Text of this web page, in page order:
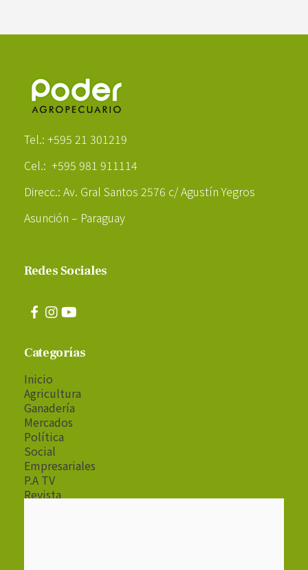
Tel.: +595 21 301219
Cel.: +595 981 911114
Direcc.: Av. Gral Santos 2576 c/ Agustín Yegros
Asunción – Paraguay
Redes Sociales
Categorías
Inicio
Agricultura
Ganadería
Mercados
Política
Social
Empresariales
P.A TV
Revista